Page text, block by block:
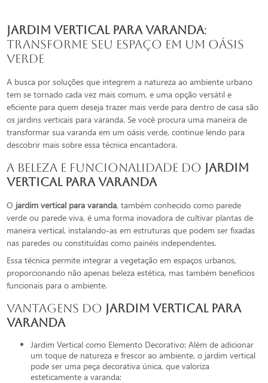
jardim vertical para varanda:
Transforme seu Espaço em um Oásis
Verde
A busca por soluções que integrem a natureza ao ambiente urbano
tem se tornado cada vez mais comum, e uma opção versátil e
eficiente para quem deseja trazer mais verde para dentro de casa são
os jardins verticais para varanda. Se você procura uma maneira de
transformar sua varanda em um oásis verde, continue lendo para
descobrir mais sobre essa técnica encantadora.
A Beleza e Funcionalidade do jardim
vertical para varanda
O jardim vertical para varanda, também conhecido como parede
verde ou parede viva, é uma forma inovadora de cultivar plantas de
maneira vertical, instalando-as em estruturas que podem ser fixadas
nas paredes ou constituídas como painéis independentes.
Essa técnica permite integrar a vegetação em espaços urbanos,
proporcionando não apenas beleza estética, mas também benefícios
funcionais para o ambiente.
Vantagens do jardim vertical para
varanda
Jardim Vertical como Elemento Decorativo: Além de adicionar
um toque de natureza e frescor ao ambiente, o jardim vertical
pode ser uma peça decorativa única, que valoriza
esteticamente a varanda;